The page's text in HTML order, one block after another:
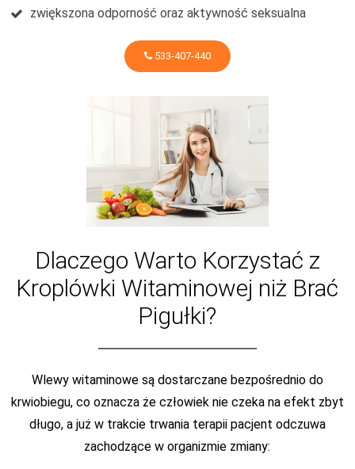
zwiększona odporność oraz aktywność seksualna
533-407-440
Dlaczego Warto Korzystać z
Kroplówki Witaminowej niż Brać
Pigułki?
Wlewy witaminowe są dostarczane bezpośrednio do
krwiobiegu, co oznacza że człowiek nie czeka na efekt zbyt
długo, a już w trakcie trwania terapii pacjent odczuwa
zachodzące w organizmie zmiany: